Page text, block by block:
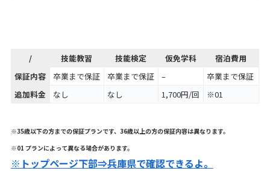
/ 技能教習 技能検定 仮免学科
宿泊費用
保証内容
卒業まで保証 卒業まで保証 –
卒業まで保証
追加料金
なし なし 1,700円/回 ※01
※35歳以下の方までの保証プランです、36歳以上の方の保証内容は異なります。
※01 プランによって異なる場合があります。
※トップページ下部⇒兵庫県で確認できるよ。